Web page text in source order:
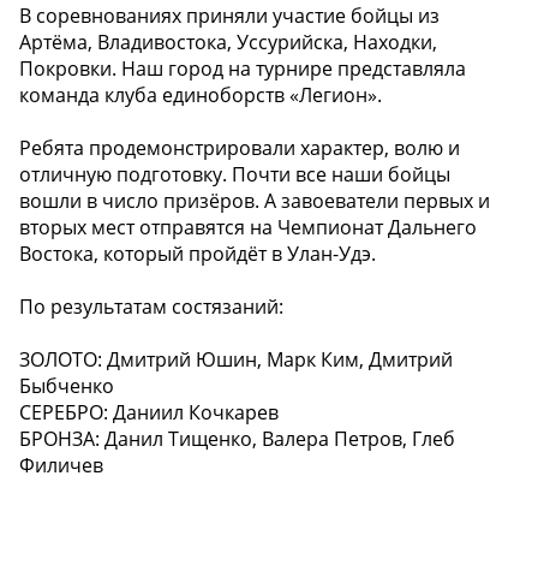
В соревнованиях приняли участие бойцы из
Артёма, Владивостока, Уссурийска, Находки,
Покровки. Наш город на турнире представляла
команда клуба единоборств «Легион».
Ребята продемонстрировали характер, волю и
отличную подготовку. Почти все наши бойцы
вошли в число призёров. А завоеватели первых и
вторых мест отправятся на Чемпионат Дальнего
Востока, который пройдёт в Улан-Удэ.
По результатам состязаний:
ЗОЛОТО: Дмитрий Юшин, Марк Ким, Дмитрий
Быбченко
СЕРЕБРО: Даниил Кочкарев
БРОНЗА: Данил Тищенко, Валера Петров, Глеб
Филичев